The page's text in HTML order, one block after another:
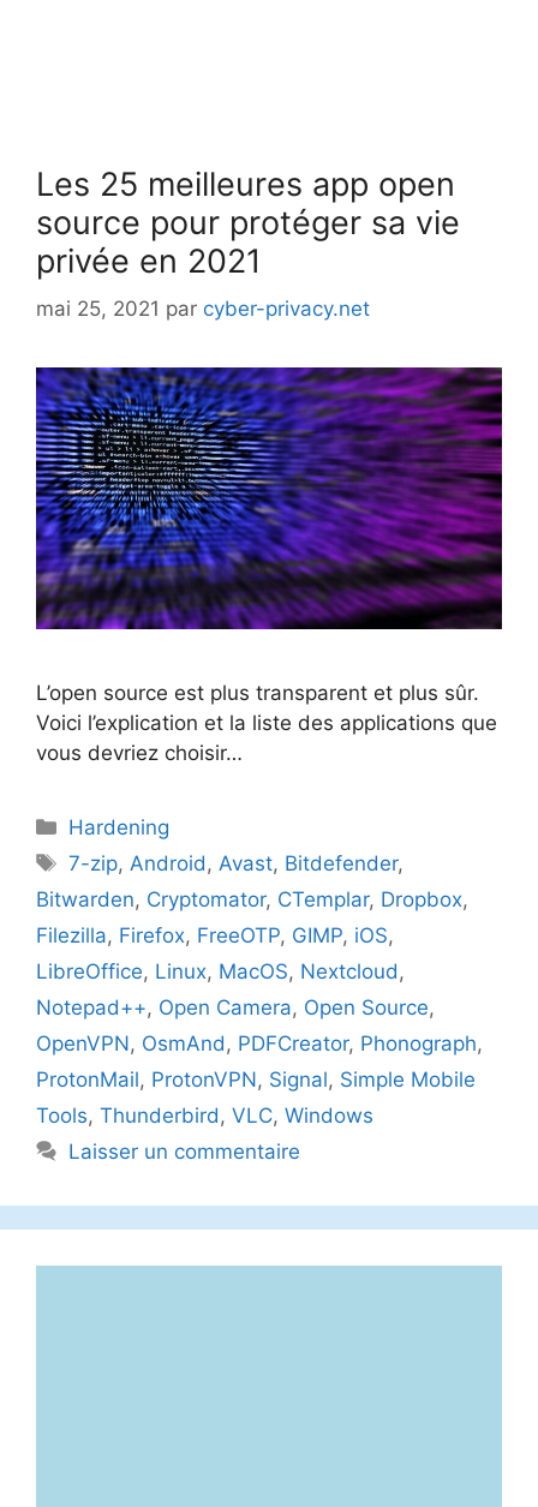
Les 25 meilleures app open
source pour protéger sa vie
privée en 2021
mai 25, 2021 par cyber-privacy.net
L’open source est plus transparent et plus sûr.
Voici l’explication et la liste des applications que
vous devriez choisir…
Catégories
Hardening
Étiquettes
7-zip,Android,Avast, Bitdefender,
Bitwarden, Cryptomator, CTemplar, Dropbox,
Filezilla, Firefox, FreeOTP, GIMP, iOS,
LibreOffice, Linux, MacOS, Nextcloud,
Notepad++, Open Camera, Open Source,
OpenVPN, OsmAnd, PDFCreator, Phonograph,
ProtonMail, ProtonVPN, Signal, Simple Mobile
Tools, Thunderbird, VLC, Windows
Laisser un commentaire